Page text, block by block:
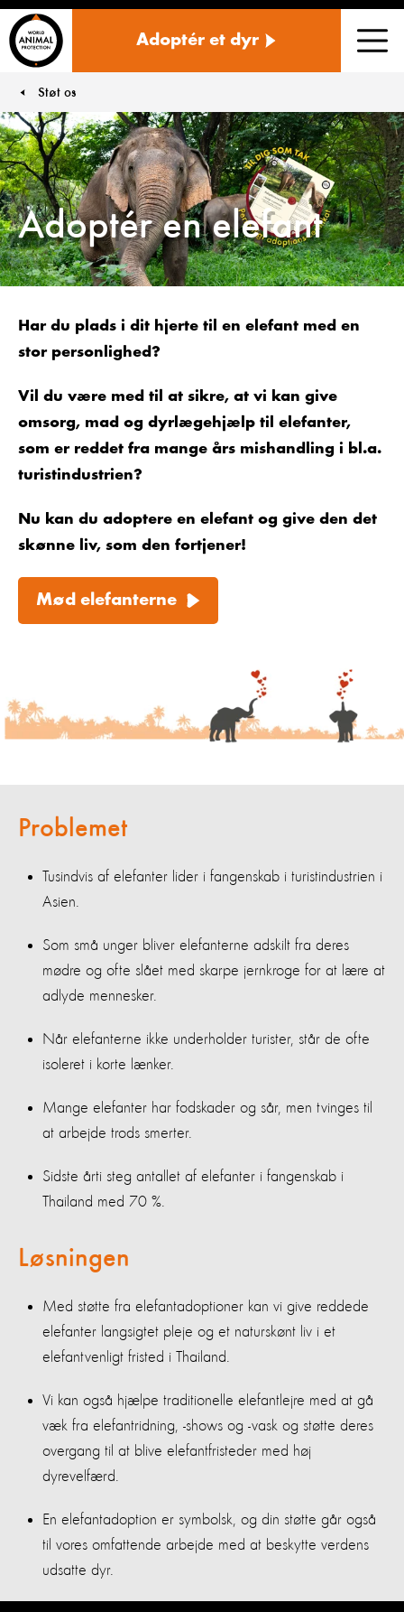
Adoptér et dyr
Støt os
Adoptér en elefant
Har du plads i dit hjerte til en elefant med en
stor personlighed?
Vil du være med til at sikre, at vi kan give
omsorg, mad og dyrlægehjælp til elefanter,
som er reddet fra mange års mishandling i bl.a.
turistindustrien?
Nu kan du adoptere en elefant og give den det
skønne liv, som den fortjener!
Mød elefanterne
Problemet
Tusindvis af elefanter lider i fangenskab i turistindustrien i
Asien.
Som små unger bliver elefanterne adskilt fra deres
mødre og ofte slået med skarpe jernkroge for at lære at
adlyde mennesker.
Når elefanterne ikke underholder turister, står de ofte
isoleret i korte lænker.
Mange elefanter har fodskader og sår, men tvinges til
at arbejde trods smerter.
Sidste årti steg antallet af elefanter i fangenskab i
Thailand med 70 %.
Løsningen
Med støtte fra elefantadoptioner kan vi give reddede
elefanter langsigtet pleje og et naturskønt liv i et
elefantvenligt fristed i Thailand.
Vi kan også hjælpe traditionelle elefantlejre med at gå
væk fra elefantridning, -shows og -vask og støtte deres
overgang til at blive elefantfristeder med høj
dyrevelfærd.
En elefantadoption er symbolsk, og din støtte går også
til vores omfattende arbejde med at beskytte verdens
udsatte dyr.